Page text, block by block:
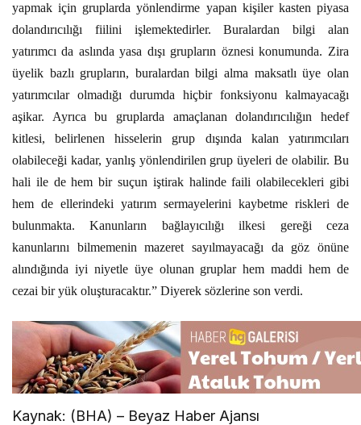
yapmak için gruplarda yönlendirme yapan kişiler kasten piyasa
dolandırıcılığı fiilini işlemektedirler. Buralardan bilgi alan
yatırımcı da aslında yasa dışı grupların öznesi konumunda. Zira
üyelik bazlı grupların, buralardan bilgi alma maksatlı üye olan
yatırımcılar olmadığı durumda hiçbir fonksiyonu kalmayacağı
aşikar. Ayrıca bu gruplarda amaçlanan dolandırıcılığın hedef
kitlesi, belirlenen hisselerin grup dışında kalan yatırımcıları
olabileceği kadar, yanlış yönlendirilen grup üyeleri de olabilir. Bu
hali ile de hem bir suçun iştirak halinde faili olabilecekleri gibi
hem de ellerindeki yatırım sermayelerini kaybetme riskleri de
bulunmakta. Kanunların bağlayıcılığı ilkesi gereği ceza
kanunlarını bilmemenin mazeret sayılmayacağı da göz önüne
alındığında iyi niyetle üye olunan gruplar hem maddi hem de
cezai bir yük oluşturacaktır.” Diyerek sözlerine son verdi.
Kaynak: (BHA) – Beyaz Haber Ajansı